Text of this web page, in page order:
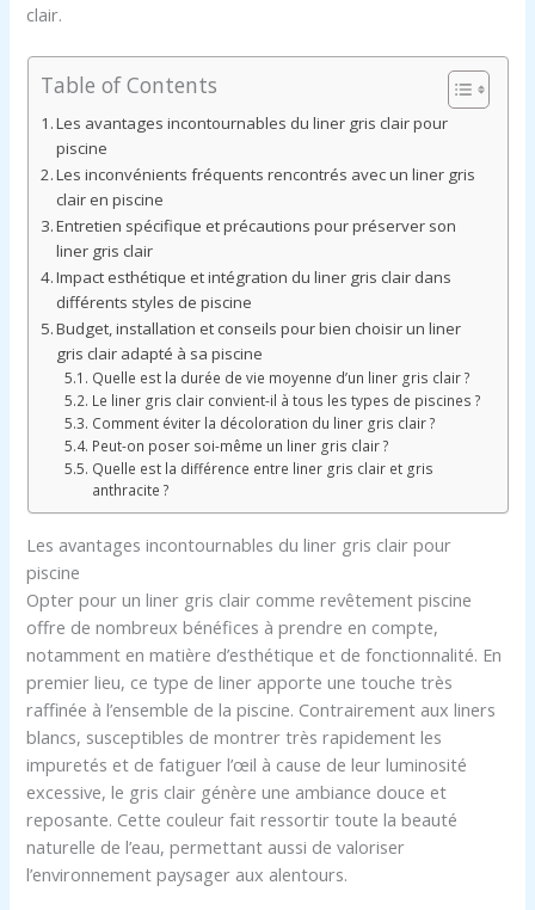
clair.
Table of Contents
Les avantages incontournables du liner gris clair pour
piscine
Les inconvénients fréquents rencontrés avec un liner gris
clair en piscine
Entretien spécifique et précautions pour préserver son
liner gris clair
Impact esthétique et intégration du liner gris clair dans
différents styles de piscine
Budget, installation et conseils pour bien choisir un liner
gris clair adapté à sa piscine
Quelle est la durée de vie moyenne d’un liner gris clair ?
Le liner gris clair convient-il à tous les types de piscines ?
Comment éviter la décoloration du liner gris clair ?
Peut-on poser soi-même un liner gris clair ?
Quelle est la différence entre liner gris clair et gris
anthracite ?
Les avantages incontournables du liner gris clair pour
piscine
Opter pour un liner gris clair comme revêtement piscine
offre de nombreux bénéfices à prendre en compte,
notamment en matière d’esthétique et de fonctionnalité. En
premier lieu, ce type de liner apporte une touche très
raffinée à l’ensemble de la piscine. Contrairement aux liners
blancs, susceptibles de montrer très rapidement les
impuretés et de fatiguer l’œil à cause de leur luminosité
excessive, le gris clair génère une ambiance douce et
reposante. Cette couleur fait ressortir toute la beauté
naturelle de l’eau, permettant aussi de valoriser
l’environnement paysager aux alentours.